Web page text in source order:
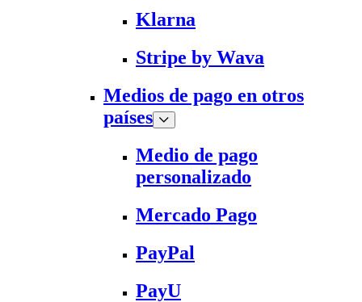
Klarna
Stripe by Wava
Medios de pago en otros
países
Medio de pago
personalizado
Mercado Pago
PayPal
PayU